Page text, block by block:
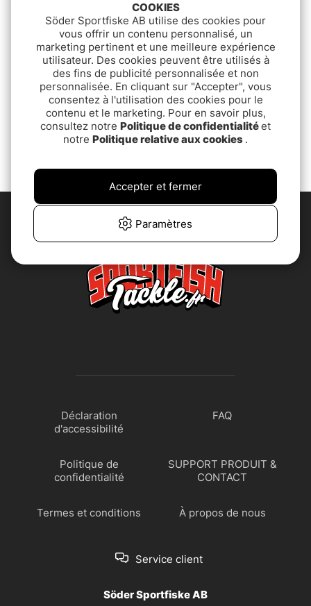
Soto Pocket Torch XT
€37.90
Soto Pocket Torch with
Refillable Lighter
€29.90
Déclaration
d'accessibilité
FAQ
Politique de
confidentialité
SUPPORT PRODUIT &
CONTACT
Termes et conditions À propos de nous
Service client
Söder Sportfiske AB
COOKIES
Söder Sportfiske AB utilise des cookies pour
vous offrir un contenu personnalisé, un
marketing pertinent et une meilleure expérience
utilisateur. Des cookies peuvent être utilisés à
des fins de publicité personnalisée et non
personnalisée. En cliquant sur "Accepter", vous
consentez à l'utilisation des cookies pour le
contenu et le marketing. Pour en savoir plus,
consultez notre Politique de confidentialitéet
notre Politique relative aux cookies .
Paramètres
Accepter et fermer